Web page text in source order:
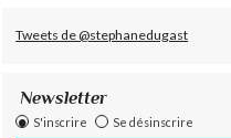
Tweets de @stephanedugast
Newsletter
S'inscrire Se désinscrire